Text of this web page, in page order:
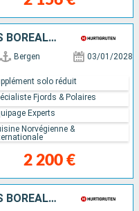
À LA RECHERCHE DES AURORES BORÉALES
Bergen 03/01/2028
2 200 €
solo réduit
Fjords & Polaires
Experts
Norvégienne &
À LA RECHERCHE DES AURORES BORÉALES